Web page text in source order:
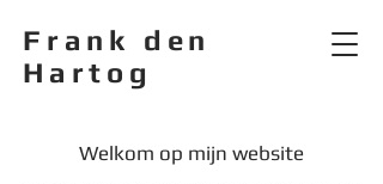
Frank den
Hartog
Welkom op mijn website